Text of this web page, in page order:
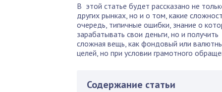
В этой статье будет рассказано не
других рынках, но и о том, какие
очередь, типичные ошибки, знание о
зарабатывать свои деньги, но и
сложная вещь, как фондовый или
целей, но при условии грамотного
Содержание статьи